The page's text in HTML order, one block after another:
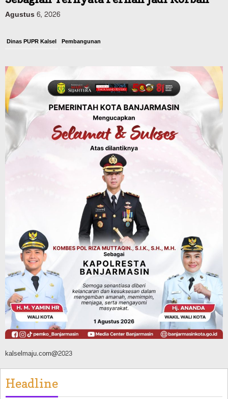
Agustus 6, 2026
Dinas PUPR Kalsel Pembangunan
Pemerintah Janji Tingkatkan Fasilitas
Keselamatan Jalan Alternatif
Banjarbaru–Batulicin
Agustus 6, 2026
Dinas Kehutanan Kalsel
Tahura Sultan Adam Sempat Alami
Kebakaran Lahan, Api Berhasil
Dipadamkan, Kadishut Kalsel
Memimpin Langsung Aksi di Lapangan
Advertorial Pemkab Balangan
Silaturahmi ke DPRD Balangan, Kapolres
AKBP Arif Mansyur Perkuat Koordinasi
Keamanan Daerah
Agustus 6, 2026
kalselmaju.com@2023
Headline